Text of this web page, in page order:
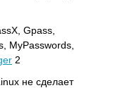
Gpass,
MyPasswords,
2
не сделает